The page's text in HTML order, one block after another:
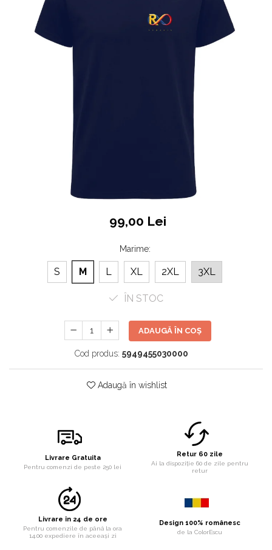
Accesorii
Colecții
Simboluri tradiționale reinterpretate
Colecții speciale
Colecția Cucuteni Neamț
99,00 Lei
Marime:
S M L XL 2XL 3XL
ÎN STOC
ADAUGĂ ÎN COȘ
Cod produs: 5949455030000
Adaugă în wishlist
Livrare Gratuita
Pentru comenzi de peste 250 lei
Retur 60 zile
Ai la dispoziție 60 de zile pentru
retur
Livrare în 24 de ore
Pentru comenzile de până la ora
14.00 expediere în aceeași zi
Design 100% românesc
de la ColorEscu